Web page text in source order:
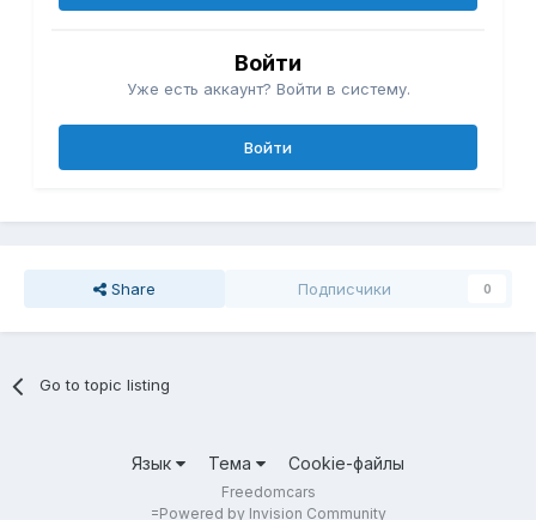
Войти
Уже есть аккаунт? Войти в систему.
Войти
Share Подписчики 0
Go to topic listing
Язык Тема Cookie-файлы
Freedomcars
=Powered by Invision Community